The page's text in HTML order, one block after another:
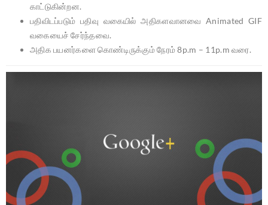
காட்டுகின்றன.
பதிவிடப்படும் பதிவு வகையில் அதிகளவானவை Animated GIF
வகையைச் சேர்ந்தவை.
அதிக பயனர்களை கொண்டிருக்கும் நேரம் 8p.m – 11p.m வரை.